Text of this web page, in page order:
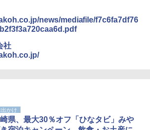
news/mediafile/f7c6fa7df76
社
出かけ
県、最大30％オフ「ひなタビ」みや